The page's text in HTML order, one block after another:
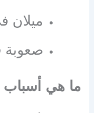
ميلان
صعوبة
ما هي أسباب